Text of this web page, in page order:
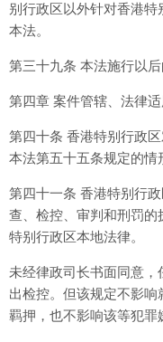
别行政区以外针对香港
本法。
第三十九条 本法施行以
第四章 案件管辖、法律
第四十条 香港特别行政
本法第五十五条规定的情
第四十一条 香港特别行
查、检控、审判和刑罚的
特别行政区本地法律。
未经律政司长书面同意
出检控。但该规定不影
羁押，也不影响该等犯罪